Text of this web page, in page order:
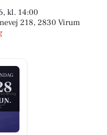
kl. 14:00
218, 2830 Virum